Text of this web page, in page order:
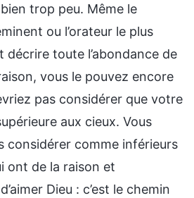
trop peu. Même le
ou l’orateur le plus
décrire toute l’abondance de
vous le pouvez encore
pas considérer que votre
aux cieux. Vous
considérer comme inférieurs
ont de la raison et
Dieu : c’est le chemin